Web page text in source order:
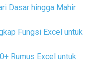
Dasar hingga Mahir
Fungsi Excel untuk
Rumus Excel untuk